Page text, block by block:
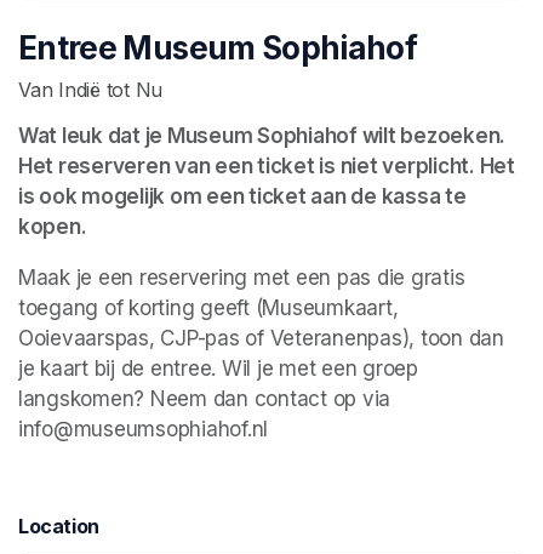
Entree Museum Sophiahof
Van Indië tot Nu
Wat leuk dat je Museum Sophiahof wilt bezoeken.
Het reserveren van een ticket is niet verplicht. Het
is ook mogelijk om een ticket aan de kassa te
kopen.
Maak je een reservering met een pas die gratis
toegang of korting geeft (Museumkaart,
Ooievaarspas, CJP-pas of Veteranenpas), toon dan
je kaart bij de entree. Wil je met een groep
langskomen? Neem dan contact op via
info@museumsophiahof.nl
Location